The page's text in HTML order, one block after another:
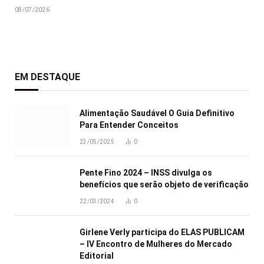
08/07/2026
EM DESTAQUE
Alimentação Saudável O Guia Definitivo
Para Entender Conceitos
23/05/2025 0
Pente Fino 2024 – INSS divulga os
benefícios que serão objeto de verificação
22/03/2024 0
Girlene Verly participa do ELAS PUBLICAM
– IV Encontro de Mulheres do Mercado
Editorial